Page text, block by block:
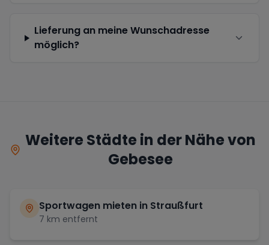
Lieferung an meine Wunschadresse
möglich?
Weitere Städte in der Nähe von
Gebesee
Sportwagen mieten in Straußfurt
7 km entfernt